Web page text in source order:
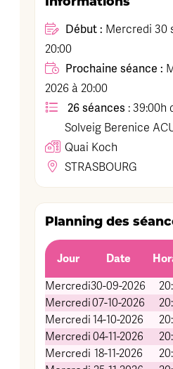
Début : Mercredi 30
20:00
Prochaine séance :
2026 à 20:00
26 séances : 39:00h
Solveig Berenice
Quai Koch
STRASBOURG
Planning des
Jour Date
Mercredi30-09-2026
Mercredi07-10-2026
Mercredi 14-10-2026
Mercredi 04-11-2026
Mercredi 18-11-2026